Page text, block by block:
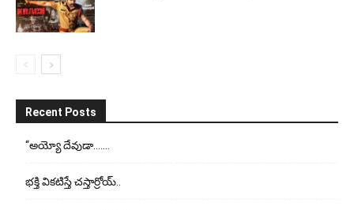
Recent Posts
“అయ్యో దేవుడా…….
భ‌క్తి విక‌టిస్తే చ‌స్తార్రోయ్‌..